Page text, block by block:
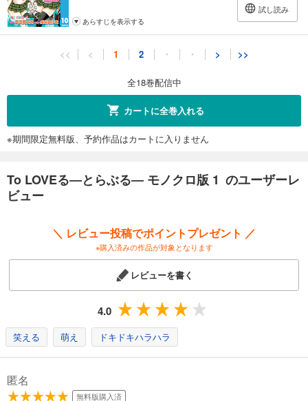
試し読み
あらすじを表示する
To LOVEる―とらぶる― モノクロ版 11
あらすじを表示する
To LOVEる―とらぶる― モノクロ版 12
完結
カート
To LOVEる―とらぶる― モノクロ版 13
543円 (税込)
あらすじを表示する
To LOVEる―とらぶる― モノクロ版 14
543
<< < 1 2 ・ ・ > >>
全18巻配信中
カートに全巻入れる
※期間限定無料版、予約作品はカートに入りません
To LOVEる―とらぶる― モノクロ版 1 のユーザーレ
ビュー
＼ レビュー投稿でポイントプレゼント ／
※購入済みの作品が対象となります
レビューを書く
4.0
笑える 萌え ドキドキハラハラ
匿名
無料版購入済